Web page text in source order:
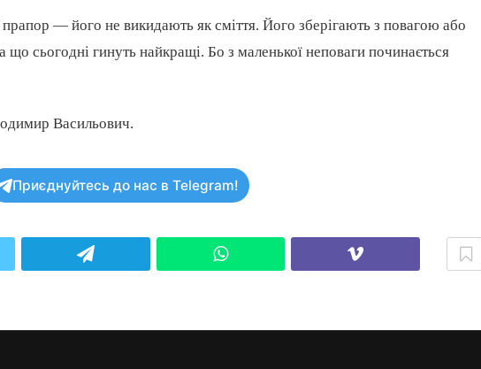
— його не викидають як сміття. Його зберігають з повагою або
що сьогодні гинуть найкращі. Бо з маленької неповаги починається
Васильович.
Приєднуйтесь до нас в Telegram!